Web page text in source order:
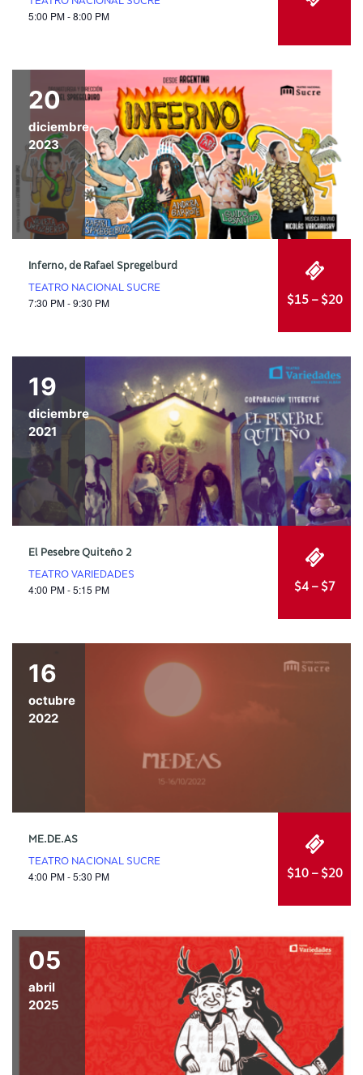
5:00 PM - 8:00 PM
20
diciembre
2023
Inferno, de Rafael Spregelburd
TEATRO NACIONAL SUCRE
7:30 PM - 9:30 PM $15 – $20
19
diciembre
2021
El Pesebre Quiteño 2
TEATRO VARIEDADES
4:00 PM - 5:15 PM $4 – $7
16
octubre
2022
ME.DE.AS
TEATRO NACIONAL SUCRE
4:00 PM - 5:30 PM $10 – $20
05
abril
2025